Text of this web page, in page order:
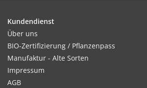
Kundendienst
Über uns
BIO-Zertifizierung / Pflanzenpass
Manufaktur - Alte Sorten
Impressum
AGB